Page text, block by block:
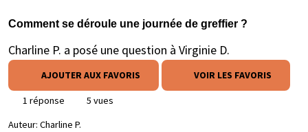
Comment se déroule une journée de greffier ?
Charline P. a posé une question à Virginie D.
AJOUTER AUX FAVORIS VOIR LES FAVORIS
1 réponse
5 vues
Auteur: Charline P.